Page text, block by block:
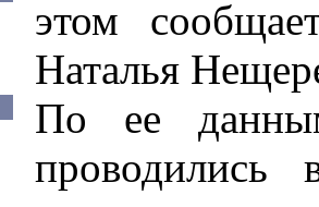
этом
Наталья
По ее